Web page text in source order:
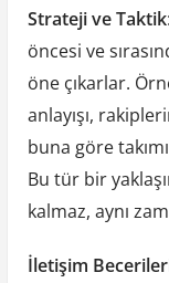
Strateji ve Taktik
öncesi ve
öne çıkarlar.
anlayışı,
buna göre
Bu tür bir
kalmaz, aynı
İletişim